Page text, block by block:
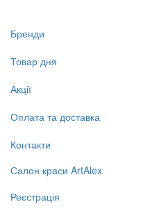
Бренди
Товар дня
Акції
Оплата та доставка
Контакти
Салон краси ArtAlex
Реєстрація